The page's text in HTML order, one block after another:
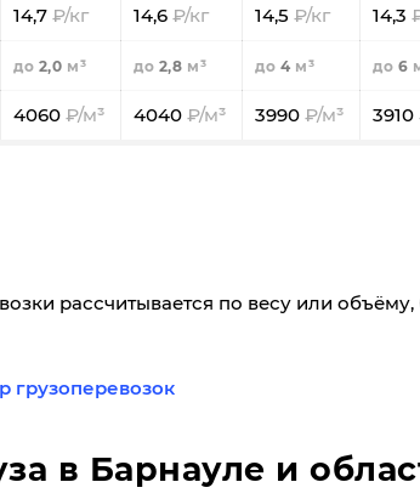
14,7 14,6 14,5 14,3
2,0 2,8 4 6
4060 4040 3990 3910
рассчитывается по весу или
грузоперевозок
в Барнауле и